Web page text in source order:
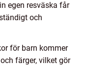
egen resväska får
och
för barn kommer
färger, vilket gör